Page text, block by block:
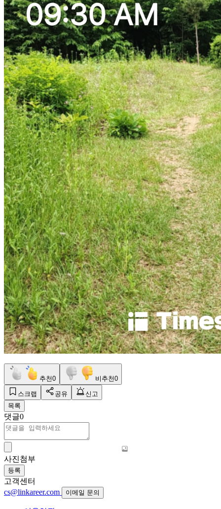
추천0 비추천0
스크랩 공유
신고
목록
댓글0
사진첨부
등록
고객센터
cs@linkareer.com
이메일 문의